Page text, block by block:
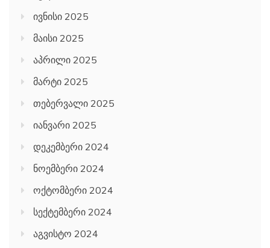
ივნისი 2025
მაისი 2025
აპრილი 2025
მარტი 2025
თებერვალი 2025
იანვარი 2025
დეკემბერი 2024
ნოემბერი 2024
ოქტომბერი 2024
სექტემბერი 2024
აგვისტო 2024